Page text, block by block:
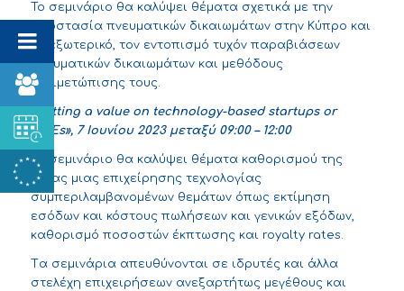
Το σεμινάριο θα καλύψει θέματα σχετικά με την
προστασία πνευματικών δικαιωμάτων στην Κύπρο και
το εξωτερικό, τον εντοπισμό τυχόν παραβιάσεων
πνευματικών δικαιωμάτων και μεθόδους
αντιμετώπισης τους.
Putting a value on technology-based startups or
SMEs», 7 Ιουνίου 2023 μεταξύ 09:00 – 12:00
Το σεμινάριο θα καλύψει θέματα καθορισμού της
αξίας μιας επιχείρησης τεχνολογίας
συμπεριλαμβανομένων θεμάτων όπως εκτίμηση
εσόδων και κόστους πωλήσεων και γενικών εξόδων,
καθορισμό ποσοστών έκπτωσης και royalty rates.
Tα σεμινάρια απευθύνονται σε ιδρυτές και άλλα
στελέχη επιχειρήσεων ανεξαρτήτως μεγέθους και